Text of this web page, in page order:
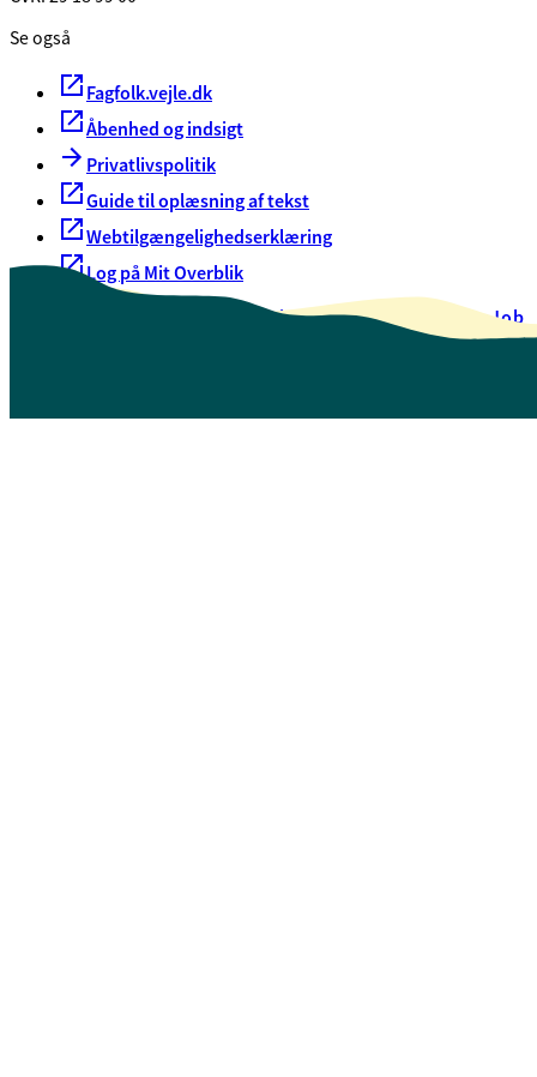
Se også
Fagfolk.vejle.dk
Åbenhed og indsigt
Privatlivspolitik
Guide til oplæsning af tekst
Webtilgængelighedserklæring
Log på Mit Overblik
Oversigt over selvbetjeningJob